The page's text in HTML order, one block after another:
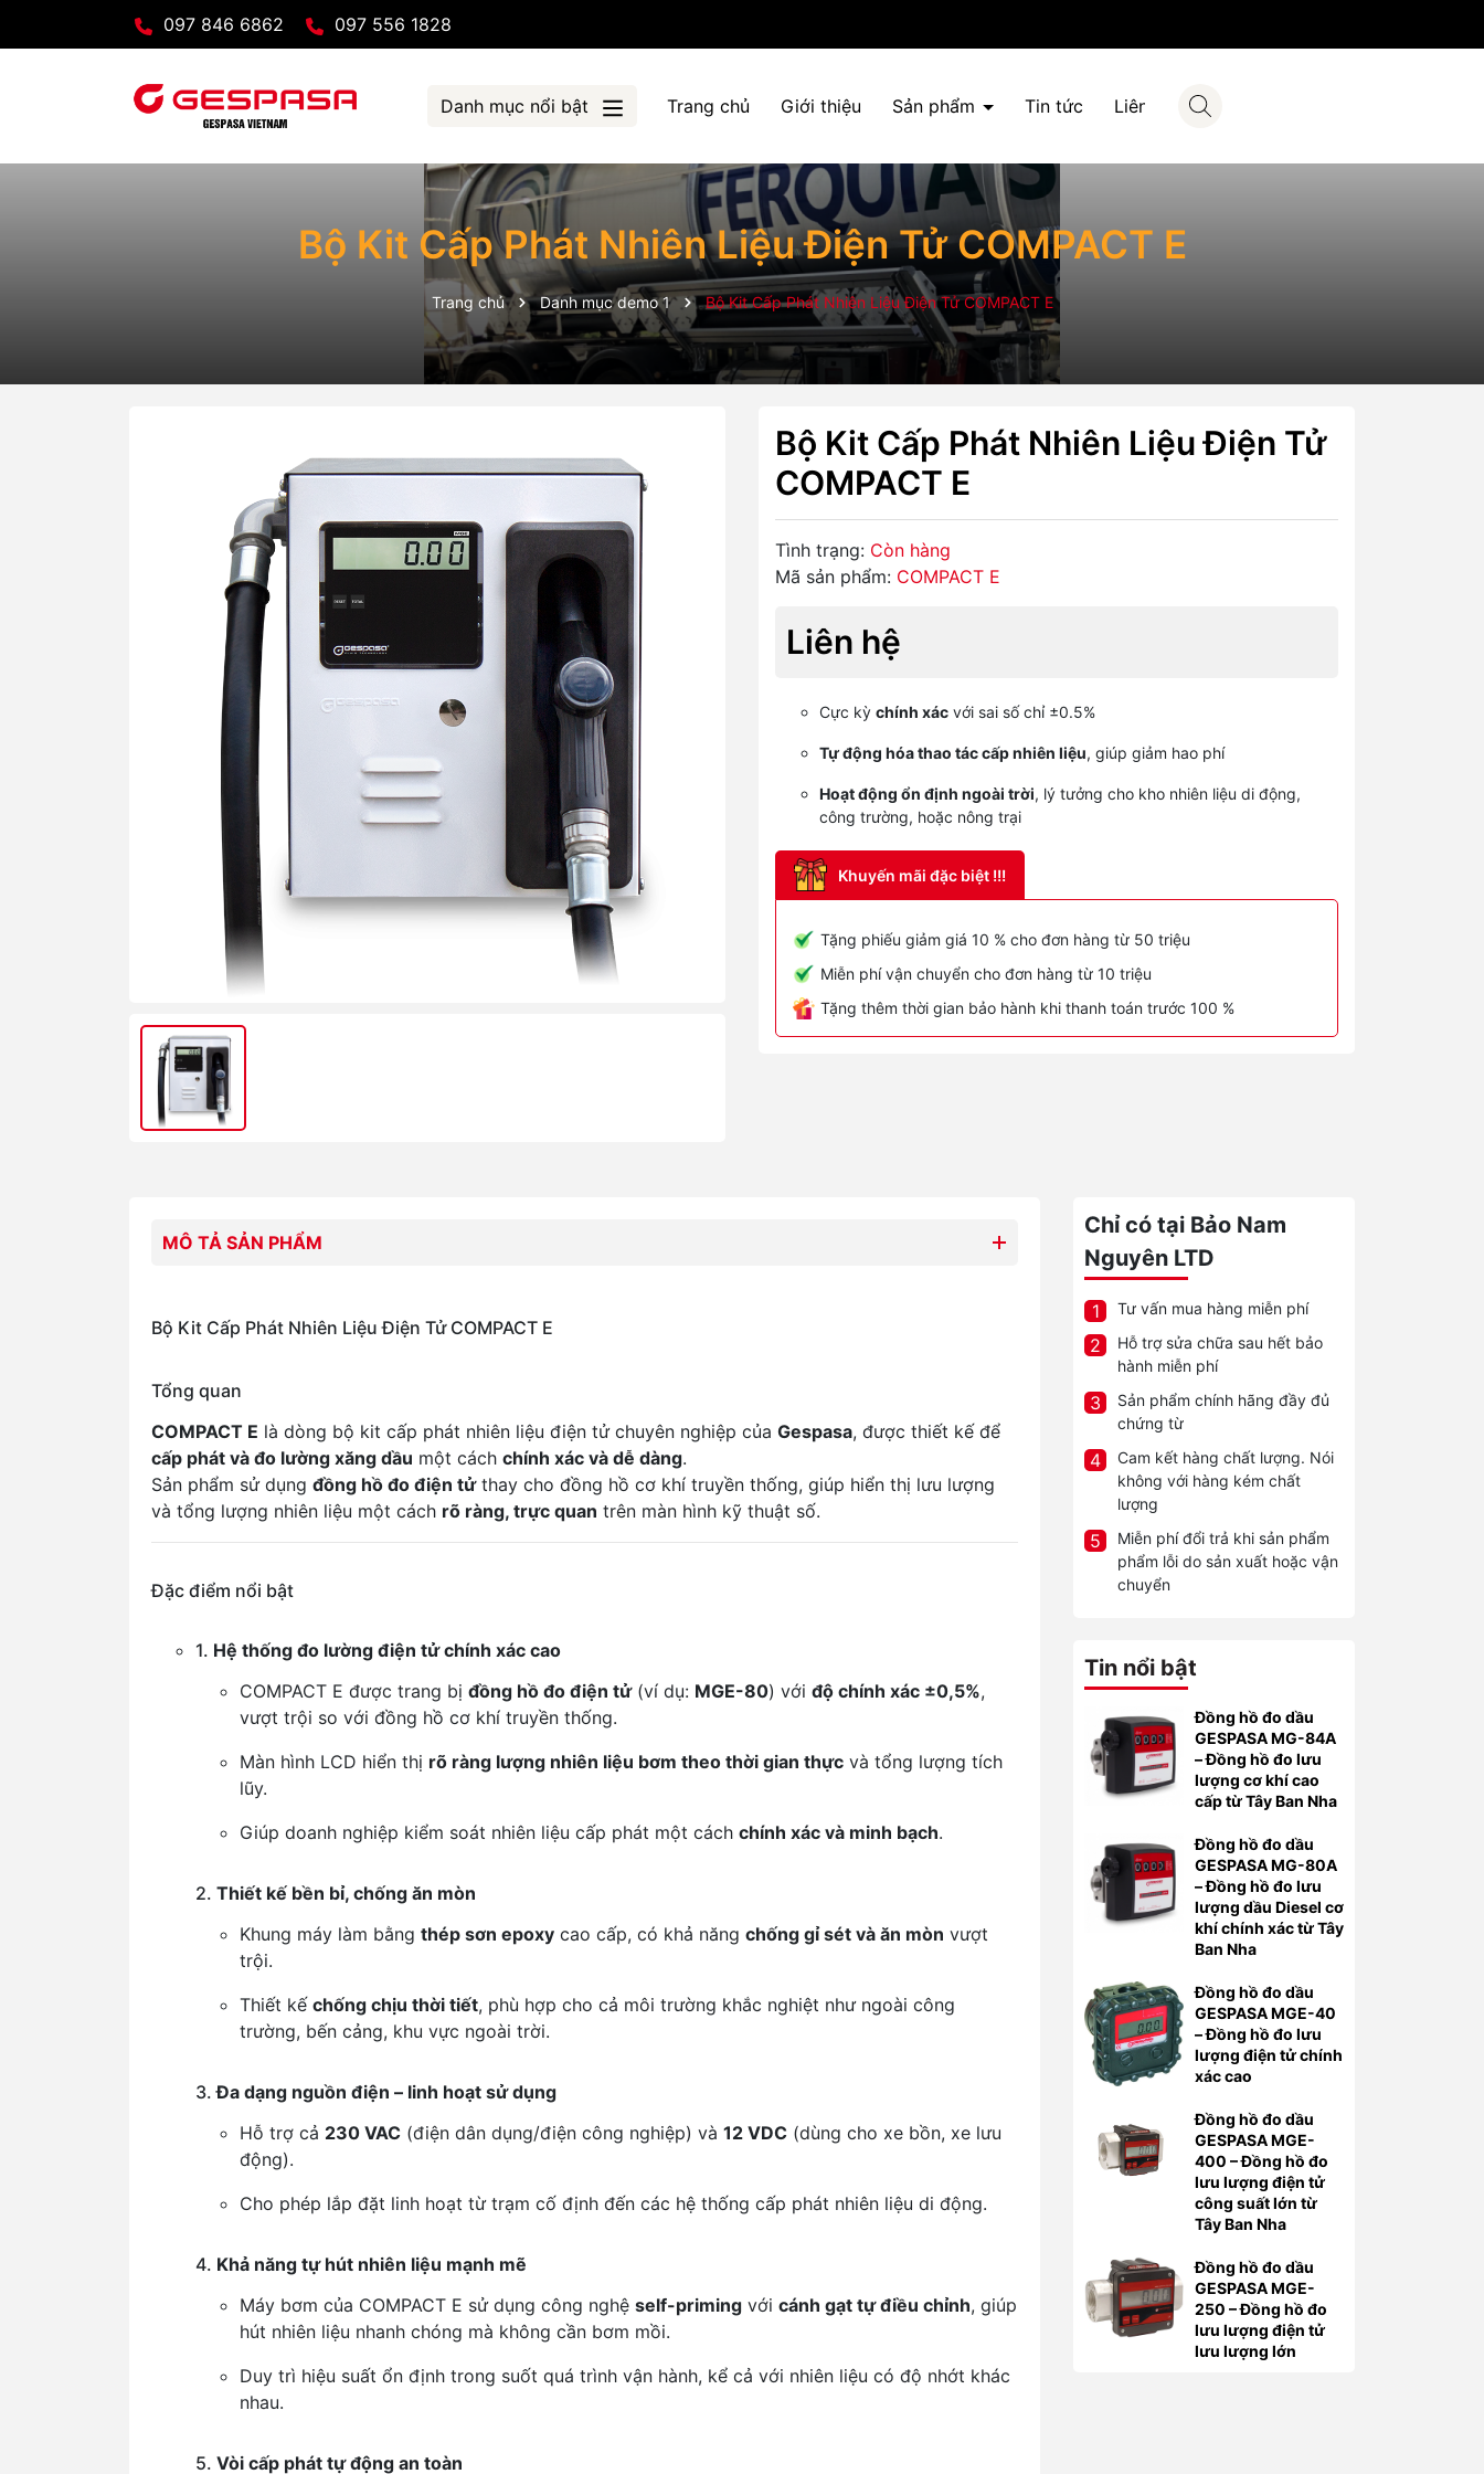
097 846 6862 097 556 1828
Danh mục nổi bật Trang chủ Giới thiệu Sản phẩm Tin tức Liên hệ
Bộ Kit Cấp Phát Nhiên Liệu Điện Tử COMPACT E
Trang chủ Danh mục demo 1 Bộ Kit Cấp Phát Nhiên Liệu Điện Tử COMPACT E
Bộ Kit Cấp Phát Nhiên Liệu Điện Tử
COMPACT E
Tình trạng: Còn hàng
Mã sản phẩm: COMPACT E
Liên hệ
Cực kỳ chính xác với sai số chỉ ±0.5%
Tự động hóa thao tác cấp nhiên liệu, giúp giảm hao phí
Hoạt động ổn định ngoài trời, lý tưởng cho kho nhiên liệu di động,
công trường, hoặc nông trại
Khuyến mãi đặc biệt !!!
Tặng phiếu giảm giá 10 % cho đơn hàng từ 50 triệu
Miễn phí vận chuyển cho đơn hàng từ 10 triệu
Tặng thêm thời gian bảo hành khi thanh toán trước 100 %
MÔ TẢ SẢN PHẨM
Bộ Kit Cấp Phát Nhiên Liệu Điện Tử COMPACT E
Tổng quan
COMPACT E là dòng bộ kit cấp phát nhiên liệu điện tử chuyên nghiệp của Gespasa, được thiết kế để
cấp phát và đo lường xăng dầu một cách chính xác và dễ dàng.
Sản phẩm sử dụng đồng hồ đo điện tửthay cho đồng hồ cơ khí truyền thống, giúp hiển thị lưu lượng
và tổng lượng nhiên liệu một cách rõ ràng, trực quan trên màn hình kỹ thuật số.
Đặc điểm nổi bật
1. Hệ thống đo lường điện tử chính xác cao
COMPACT E được trang bị đồng hồ đo điện tử(ví dụ: MGE-80) với độ chính xác ±0,5%,
vượt trội so với đồng hồ cơ khí truyền thống.
Màn hình LCD hiển thị rõ ràng lượng nhiên liệu bơm theo thời gian thực và tổng lượng tích
lũy.
Giúp doanh nghiệp kiểm soát nhiên liệu cấp phát một cách chính xác và minh bạch.
2. Thiết kế bền bỉ, chống ăn mòn
Khung máy làm bằng thép sơn epoxy cao cấp, có khả năng chống gỉ sét và ăn mòn vượt
trội.
Thiết kế chống chịu thời tiết, phù hợp cho cả môi trường khắc nghiệt như ngoài công
trường, bến cảng, khu vực ngoài trời.
3.Đa dạng nguồn điện – linh hoạt sử dụng
Hỗ trợ cả 230 VAC (điện dân dụng/điện công nghiệp) và 12 VDC (dùng cho xe bồn, xe lưu
động).
Cho phép lắp đặt linh hoạt từ trạm cố định đến các hệ thống cấp phát nhiên liệu di động.
4. Khả năng tự hút nhiên liệu mạnh mẽ
Máy bơm của COMPACT E sử dụng công nghệ self-priming với cánh gạt tự điều chỉnh, giúp
hút nhiên liệu nhanh chóng mà không cần bơm mồi.
Duy trì hiệu suất ổn định trong suốt quá trình vận hành, kể cả với nhiên liệu có độ nhớt khác
nhau.
5. Vòi cấp phát tự động an toàn
Chỉ có tại Bảo Nam
Nguyên LTD
1 Tư vấn mua hàng miễn phí
2
Hỗ trợ sửa chữa sau hết bảo
hành miễn phí
3
Sản phẩm chính hãng đầy đủ
chứng từ
4
Cam kết hàng chất lượng. Nói
không với hàng kém chất
lượng
5
Miễn phí đổi trả khi sản phẩm
phẩm lỗi do sản xuất hoặc vận
chuyển
Tin nổi bật
Đồng hồ đo dầu
GESPASA MG-84A
– Đồng hồ đo lưu
lượng cơ khí cao
cấp từ Tây Ban Nha
Đồng hồ đo dầu
GESPASA MG-80A
– Đồng hồ đo lưu
lượng dầu Diesel cơ
khí chính xác từ Tây
Ban Nha
Đồng hồ đo dầu
GESPASA MGE-40
– Đồng hồ đo lưu
lượng điện tử chính
xác cao
Đồng hồ đo dầu
GESPASA MGE-
400 – Đồng hồ đo
lưu lượng điện tử
công suất lớn từ
Tây Ban Nha
Đồng hồ đo dầu
GESPASA MGE-
250 – Đồng hồ đo
lưu lượng điện tử
lưu lượng lớn